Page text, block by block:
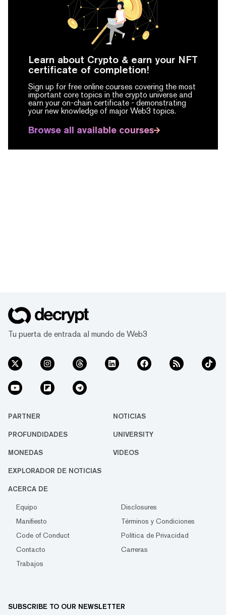
Learn about Crypto & earn your NFT
certificate of completion!
Sign up for free online courses covering the most
important core topics in the crypto universe and
earn your on-chain certificate - demonstrating
your new knowledge of major Web3 topics.
Browse all available courses
Tu puerta de entrada al mundo de Web3
PARTNER NOTICIAS
PROFUNDIDADES UNIVERSITY
MONEDAS VIDEOS
EXPLORADOR DE NOTICIAS
ACERCA DE
Equipo
Disclosures
Manifiesto
Términos y Condiciones
Code of Conduct
Política de Privacidad
Contacto
Carreras
Trabajos
SUBSCRIBE TO OUR NEWSLETTER